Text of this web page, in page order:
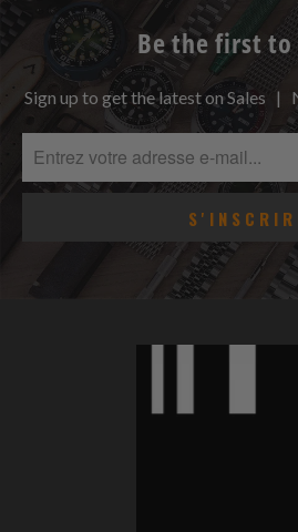
Be the first
Sign up to get the latest on Sales |